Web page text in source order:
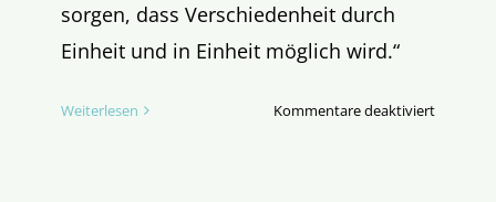
sorgen, dass Verschiedenheit durch
Einheit und in Einheit möglich wird.“
Weiterlesen Kommentare deaktiviertfür